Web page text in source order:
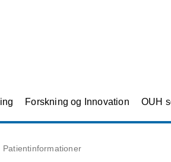
Forskning og Innovation OUH
Patientinformationer